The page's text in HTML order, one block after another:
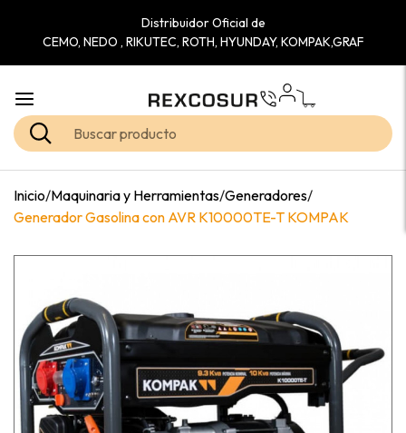
Distribuidor Oficial de
CEMO, NEDO , RIKUTEC, ROTH, HYUNDAY, KOMPAK,GRAF
Inicio/Maquinaria y Herramientas/Generadores/
Generador Gasolina con AVR K10000TE-T KOMPAK